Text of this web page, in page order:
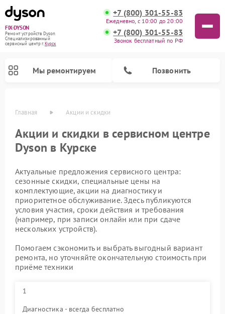
FIX-DYSON
Ремонт устройств Dyson
Специализированный
cервисный центр г.Курск
+7 (800) 301-55-83
Ежедневно, с 10:00 до 20:00
+7 (800) 301-55-83
Звонок бесплатный по РФ
Мы ремонтируем Позвонить
Главная Акции и скидки
Акции и скидки в сервисном центре
Dyson в Курске
Актуальные предложения сервисного центра:
сезонные скидки, специальные цены на
комплектующие, акции на диагностику и
приоритетное обслуживание. Здесь публикуются
условия участия, сроки действия и требования
(например, при записи онлайн или при сдаче
нескольких устройств).
Помогаем сэкономить и выбрать выгодный вариант
ремонта, но уточняйте окончательную стоимость при
приёме техники
1
Диагностика - всегда бесплатно